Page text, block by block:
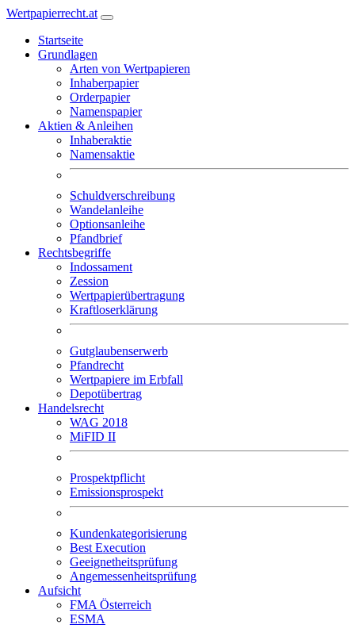
Wertpapierrecht.at
Startseite
Grundlagen
Arten von Wertpapieren
Inhaberpapier
Orderpapier
Namenspapier
Aktien & Anleihen
Inhaberaktie
Namensaktie
Schuldverschreibung
Wandelanleihe
Optionsanleihe
Pfandbrief
Rechtsbegriffe
Indossament
Zession
Wertpapierübertragung
Kraftloserklärung
Gutglaubenserwerb
Pfandrecht
Wertpapiere im Erbfall
Depotübertrag
Handelsrecht
WAG 2018
MiFID II
Prospektpflicht
Emissionsprospekt
Kundenkategorisierung
Best Execution
Geeignetheitsprüfung
Angemessenheitsprüfung
Aufsicht
FMA Österreich
ESMA